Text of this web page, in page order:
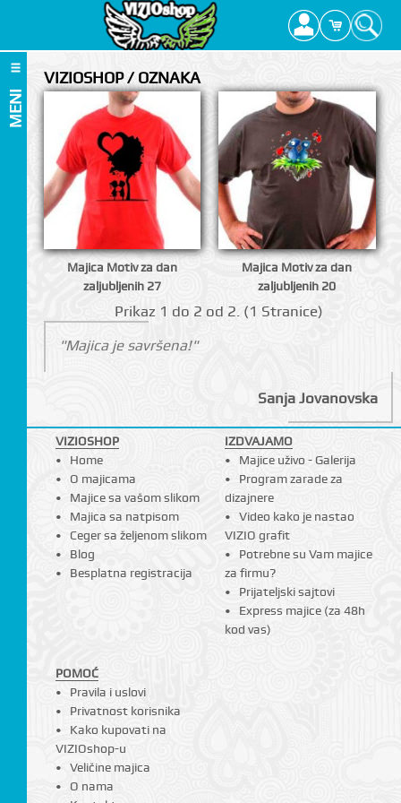
MENI
VIZIOSHOP / OZNAKA
Majica Motiv za dan
zaljubljenih 27
Majica Motiv za dan
zaljubljenih 20
Prikаz 1 do 2 оd 2. (1 Strаnicе)
"Majica je savršena!"
Sanja Jovanovska
VIZIOSHOP
Home
O majicama
Majice sa vašom slikom
Majica sa natpisom
Ceger sa željenom slikom
Blog
Besplatna registracija
IZDVAJAMO
Majice uživo - Galerija
Program zarade za
dizajnere
Video kako je nastao
VIZIO grafit
Potrebne su Vam majice
za firmu?
Prijateljski sajtovi
Express majice (za 48h
kod vas)
POMOĆ
Pravila i uslovi
Privatnost korisnika
Kako kupovati na
VIZIOshop-u
Veličine majica
O nama